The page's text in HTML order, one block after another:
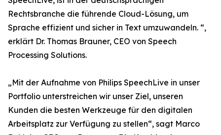
Rechtsbranche die führende Cloud-Lösung, um
Sprache effizient und sicher in Text umzuwandeln. “,
erklärt Dr. Thomas Brauner, CEO von Speech
Processing Solutions.
„Mit der Aufnahme von Philips SpeechLive in unser
Portfolio unterstreichen wir unser Ziel, unseren
Kunden die besten Werkzeuge für den digitalen
Arbeitsplatz zur Verfügung zu stellen“, sagt Marco